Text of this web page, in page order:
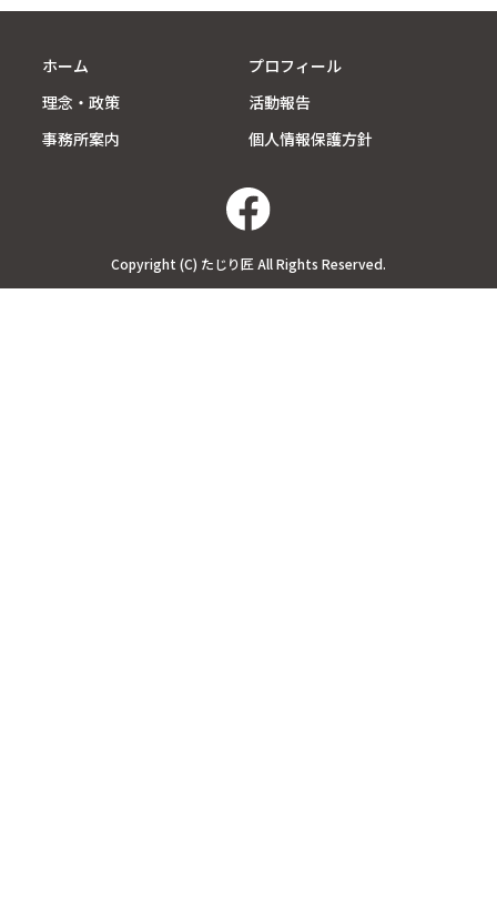
ホーム
プロフィール
理念・政策
活動報告
事務所案内
個人情報保護方針
Copyright (C) たじり匠 All Rights Reserved.